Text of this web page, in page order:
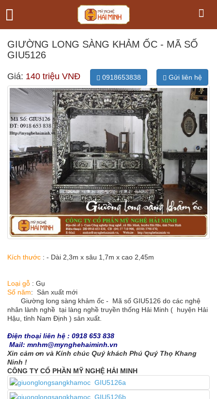
GIƯỜNG LONG SÀNG KHẢM ỐC - MÃ SỐ
GIU5126
Giá: 140 triệu VNĐ 0918653838 Gửi liên hệ
Kích thước : - Dài 2,3m x sâu 1,7m x cao 2,45m
Loại gỗ : Gụ
Số năm: Sản xuất mới
Giường long sàng khảm ốc - Mã số GIU5126 do các nghệ
nhân lành nghề tại làng nghề truyền thống Hải Minh ( huyện Hải
Hậu, tỉnh Nam Định ) sản xuất.
Điện thoại liên hệ : 0918 653 838
Mail: mnhm@mynghehaiminh.vn
Xin cảm ơn và Kính chúc Quý khách Phú Quý Thọ Khang
Ninh !
CÔNG TY CỔ PHẦN MỸ NGHỆ HẢI MINH